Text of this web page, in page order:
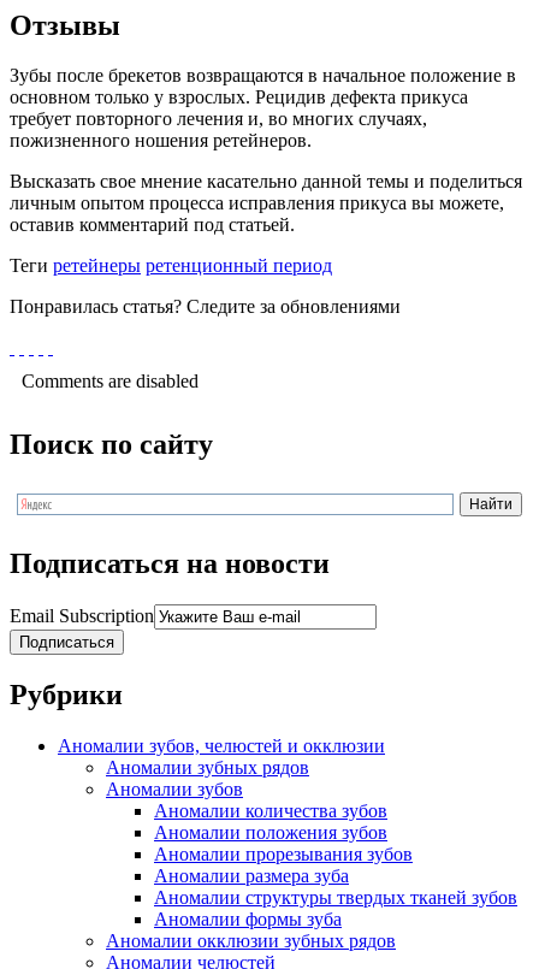
Отзывы
Зубы после брекетов возвращаются в начальное положение в
основном только у взрослых. Рецидив дефекта прикуса
требует повторного лечения и, во многих случаях,
пожизненного ношения ретейнеров.
Высказать свое мнение касательно данной темы и поделиться
личным опытом процесса исправления прикуса вы можете,
оставив комментарий под статьей.
Теги ретейнеры ретенционный период
Понравилась статья? Следите за обновлениями
Comments are disabled
Поиск по сайту
Подписаться на новости
Email Subscription
Подписаться
Рубрики
Аномалии зубов, челюстей и окклюзии
Аномалии зубных рядов
Аномалии зубов
Аномалии количества зубов
Аномалии положения зубов
Аномалии прорезывания зубов
Аномалии размера зуба
Аномалии структуры твердых тканей зубов
Аномалии формы зуба
Аномалии окклюзии зубных рядов
Аномалии челюстей